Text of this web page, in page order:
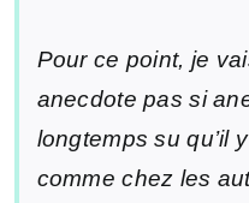
Pour ce point, je
anecdote pas si
longtemps su qu’il
comme chez les